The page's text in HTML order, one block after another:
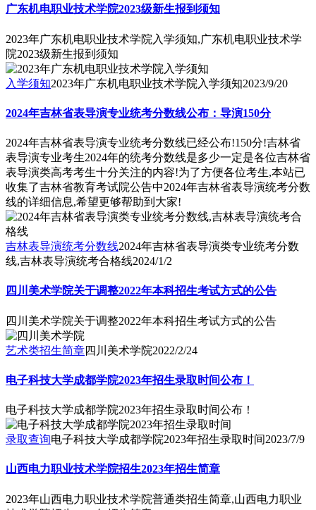
广东机电职业技术学院2023级新生报到须知
2023年广东机电职业技术学院入学须知,广东机电职业技术学
院2023级新生报到须知
入学须知2023年广东机电职业技术学院入学须知2023/9/20
2024年吉林省表导演专业统考分数线公布：导演150分
2024年吉林省表导演专业统考分数线已经公布!150分!吉林省
表导演专业考生2024年的统考分数线是多少一定是各位吉林省
表导演类高考考生十分关注的内容!为了方便各位考生,本站已
收集了吉林省教育考试院公告中2024年吉林省表导演统考分数
线的详细信息,希望更够帮助到大家!
吉林表导演统考分数线2024年吉林省表导演类专业统考分数
线,吉林表导演统考合格线2024/1/2
四川美术学院关于调整2022年本科招生考试方式的公告
四川美术学院关于调整2022年本科招生考试方式的公告
艺术类招生简章四川美术学院2022/2/24
电子科技大学成都学院2023年招生录取时间公布！
电子科技大学成都学院2023年招生录取时间公布！
录取查询电子科技大学成都学院2023年招生录取时间2023/7/9
山西电力职业技术学院招生2023年招生简章
2023年山西电力职业技术学院普通类招生简章,山西电力职业